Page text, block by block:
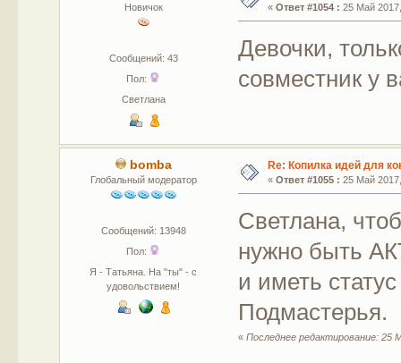
Новичок
Сообщений: 43
Пол:
Светлана
« Ответ #1054 : 25 Май
Девочки,
совместник у
bomba
Глобальный модератор
Сообщений: 13948
Пол:
Я - Татьяна. На "ты" - с
удовольствием!
Re: Копилка идей для
« Ответ #1055 : 25 Май
Светлана,
нужно быть
и иметь
Подмастерья.
«Последнее редактирование: 25